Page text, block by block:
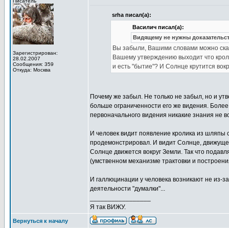
Зарегистрирован:
28.02.2007
Сообщения: 359
Откуда: Москва
srha писал(а):
Василич писал(а):
Видящему не нужны
Вы забыли, Вашими словами можно
Вашему утверждению выходит что
и есть "бытие"? И Солнце крутится
Почему же забыл. Не только не забыл, но и
больше ограниченности его же видения.
первоначального видения никакие знания не
И человек видит появление кролика из
продемонстрировал. И видит Солнце,
Солнце движется вокруг Земли. Так что
(умственном механизме трактовки и
И галлюцинации у человека возникают не из-
деятельности "думалки"...
Я так ВИЖУ.
Вернуться к началу